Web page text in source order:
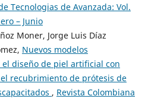
Tecnologias de Avanzada: Vol.
– Junio
Moner, Jorge Luis Díaz
Nuevos modelos
diseño de piel artificial con
recubrimiento de prótesis de
, Revista Colombiana